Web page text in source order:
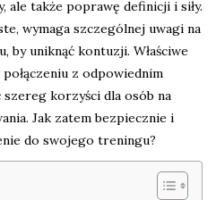
ale także poprawę definicji i siły.
wymaga szczególnej uwagi na
uniknąć kontuzji. Właściwe
z odpowiednim
szereg korzyści dla osób na
Jak zatem bezpiecznie i
do swojego treningu?